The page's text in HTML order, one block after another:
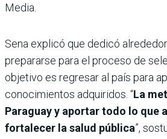
Media.
Sena explicó que dedicó
prepararse para el proceso de
objetivo es regresar al país para
conocimientos adquiridos. “La
Paraguay y aportar todo lo que
fortalecer la salud pública”,